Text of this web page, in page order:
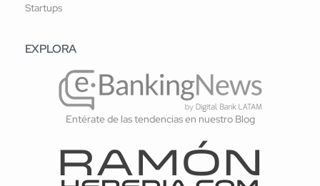
Startups
EXPLORA
Entérate de las tendencias en nuestro Blog